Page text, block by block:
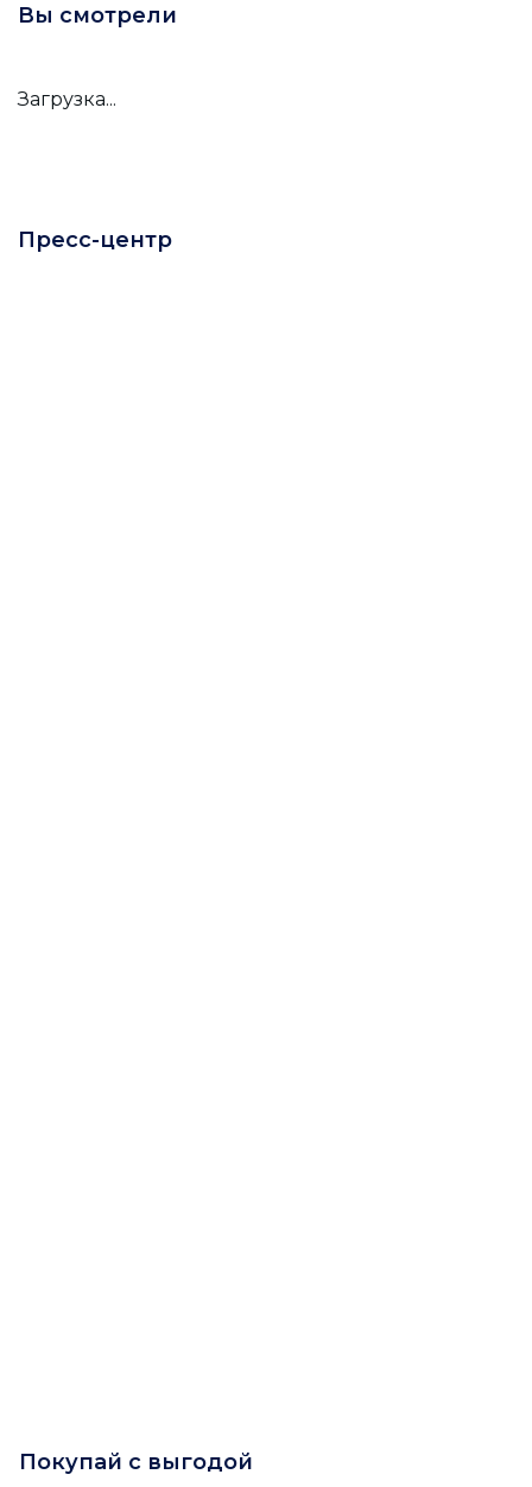
Вы смотрели
Загрузка...
Пресс-центр
Покупай с выгодой